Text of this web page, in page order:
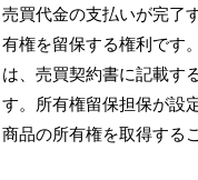
売買代金の支払いが完了
有権を留保する権利です
は、売買契約書に記載す
す。所有権留保担保が設
商品の所有権を取得する